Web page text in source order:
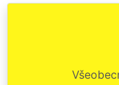
EXTRA STĚHOVÁNÍ
překvapena, jak byl celý
stěhování v Zastávce s
profesionálně. Úvodní
všichni byli ochotní a